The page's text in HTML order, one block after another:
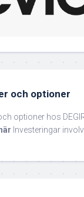
och optioner
optioner hos
Investeringar